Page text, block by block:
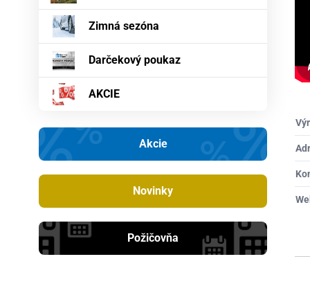
Zimná sezóna
Darčekový poukaz
AKCIE
Akcie
Novinky
Požičovňa